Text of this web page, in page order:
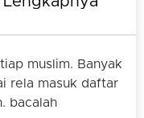
muslim. Banyak
rela masuk daftar
bacalah